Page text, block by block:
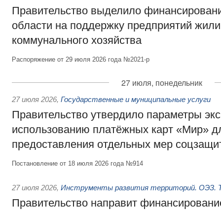
Правительство выделило
области на поддержку предприятий
коммунального хозяйства
Распоряжение от 29 июля 2026 года №2021-р
27 июля, понедельник
27 июля 2026, Государственные и муниципальные услуги
Правительство утвердило параметры
использованию платёжных карт «Мир»
предоставления отдельных мер
Постановление от 18 июля 2026 года №914
27 июля 2026, Инструменты развития территорий. ОЭЗ.
Правительство направит